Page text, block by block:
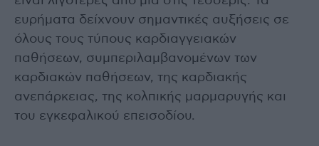
ευρήματα δείχνουν σημαντικές αυξήσεις σε
όλους τους τύπους καρδιαγγειακών
παθήσεων, συμπεριλαμβανομένων των
καρδιακών παθήσεων, της καρδιακής
ανεπάρκειας, της κολπικής μαρμαρυγής και
του εγκεφαλικού επεισοδίου.